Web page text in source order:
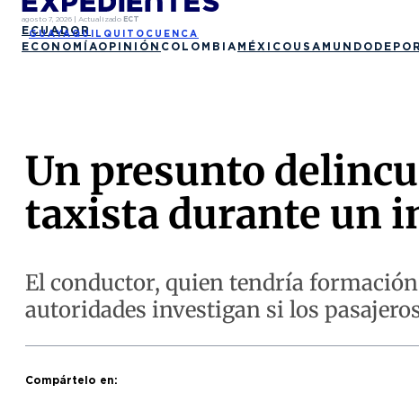
agosto 7, 2026 | Actualizado ECT
ECUADOR
GUAYAQUIL QUITO CUENCA
ECONOMÍAOPINIÓN COLOMBIA MÉXICO USA MUNDO
Un presunto
taxista durante un
El conductor, quien tendría
autoridades investigan si los
Compártelo en: